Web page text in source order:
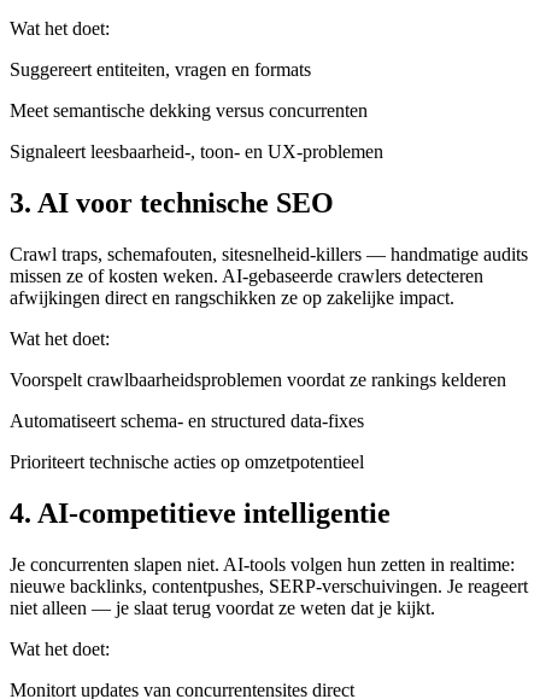
Wat het doet:
Suggereert entiteiten, vragen en formats
Meet semantische dekking versus concurrenten
Signaleert leesbaarheid-, toon- en UX-problemen
3. AI voor technische SEO
Crawl traps, schemafouten, sitesnelheid-killers — handmatige audits
missen ze of kosten weken. AI-gebaseerde crawlers detecteren
afwijkingen direct en rangschikken ze op zakelijke impact.
Wat het doet:
Voorspelt crawlbaarheidsproblemen voordat ze rankings kelderen
Automatiseert schema- en structured data-fixes
Prioriteert technische acties op omzetpotentieel
4. AI-competitieve intelligentie
Je concurrenten slapen niet. AI-tools volgen hun zetten in realtime:
nieuwe backlinks, contentpushes, SERP-verschuivingen. Je reageert
niet alleen — je slaat terug voordat ze weten dat je kijkt.
Wat het doet:
Monitort updates van concurrentensites direct